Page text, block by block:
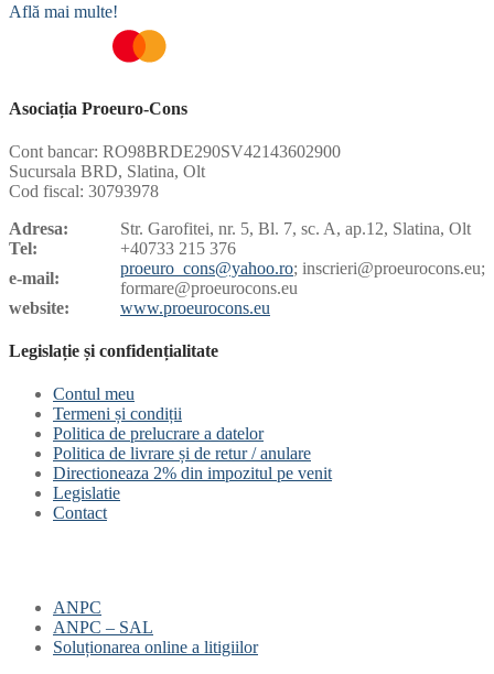
Află mai multe!
Asociația Proeuro-Cons
Cont bancar: RO98BRDE290SV42143602900
Sucursala BRD, Slatina, Olt
Cod fiscal: 30793978
Adresa:
Str. Garofitei, nr. 5, Bl. 7, sc. A, ap.12, Slatina, Olt
Tel:
+40733 215 376
e-mail:
proeuro_cons@yahoo.ro; inscrieri@proeurocons.eu;
formare@proeurocons.eu
website:
www.proeurocons.eu
Legislație și confidențialitate
Contul meu
Termeni și condiții
Politica de prelucrare a datelor
Politica de livrare și de retur / anulare
Directioneaza 2% din impozitul pe venit
Legislatie
Contact
ANPC
ANPC – SAL
Soluționarea online a litigiilor